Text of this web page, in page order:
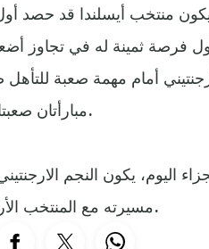
يكون منتخب أيسلندا قد حصد
فرصة ثمينة له في تجاوز
أمام مهمة صعبة
مبارأتان صعبتان أمام فريقيين قويين هما: كرواتيا ونيجيريا.
مسيرته مع المنتخب الأرجنتيني وفريقه برشلونة، من أصل 80 ركلة.